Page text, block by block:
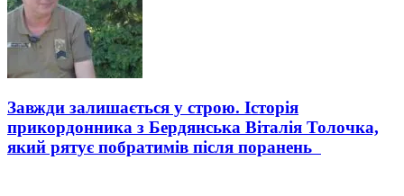
Завжди залишається у строю. Історія
прикордонника з Бердянська Віталія Толочка,
який рятує побратимів після поранень